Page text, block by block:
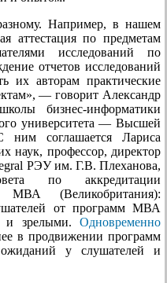
Например, в нашем
аттестация по предметам
исследований по
отчетов исследований
их авторам практические
— говорит Александр
бизнес-информатики
университета — Высшей
соглашается Лариса
наук, профессор, директор
РЭУ им. Г.В. Плеханова,
по аккредитации
МВА (Великобритания):
от программ МВА
и зрелыми. Одновременно
в продвижении программ
у слушателей и